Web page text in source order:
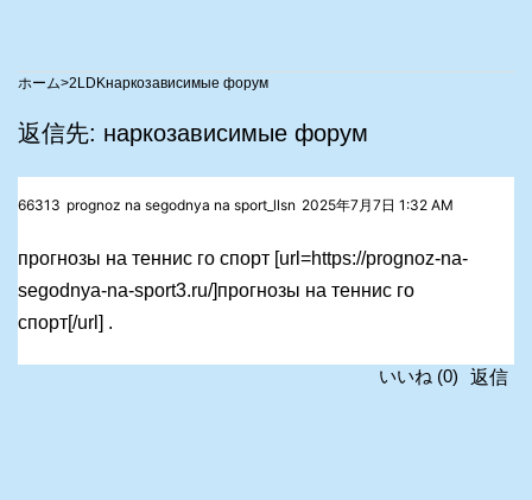
>2LDKнаркозависимые форум
返信先: наркозависимые форум
66313 prognoz na segodnya na sport_llsn 2025年7月7日 1:32 AM
прогнозы на теннис го спорт [url=https://prognoz-na-
segodnya-na-sport3.ru/]прогнозы на теннис го
спорт[/url] .
返信
いいね (0)